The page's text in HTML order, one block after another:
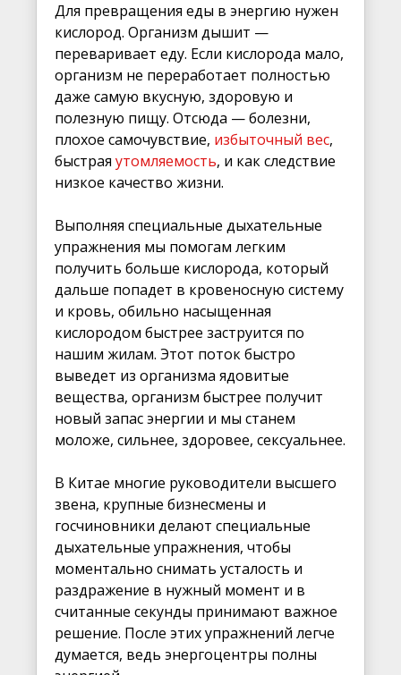
Для превращения еды в энергию нужен
кислород. Организм дышит —
переваривает еду. Если кислорода мало,
организм не переработает полностью
даже самую вкусную, здоровую и
полезную пищу. Отсюда — болезни,
плохое самочувствие, избыточный вес,
быстрая утомляемость, и как следствие
низкое качество жизни.
Выполняя специальные дыхательные
упражнения мы помогам легким
получить больше кислорода, который
дальше попадет в кровеносную систему
и кровь, обильно насыщенная
кислородом быстрее заструится по
нашим жилам. Этот поток быстро
выведет из организма ядовитые
вещества, организм быстрее получит
новый запас энергии и мы станем
моложе, сильнее, здоровее, сексуальнее.
В Китае многие руководители высшего
звена, крупные бизнесмены и
госчиновники делают специальные
дыхательные упражнения, чтобы
моментально снимать усталость и
раздражение в нужный момент и в
считанные секунды принимают важное
решение. После этих упражнений легче
думается, ведь энергоцентры полны